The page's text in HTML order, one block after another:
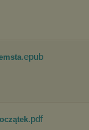
.epub
.pdf